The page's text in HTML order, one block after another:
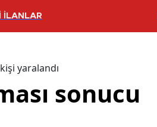
İLANLAR
yaralandı
sonucu